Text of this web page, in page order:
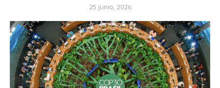
25 junio, 2026